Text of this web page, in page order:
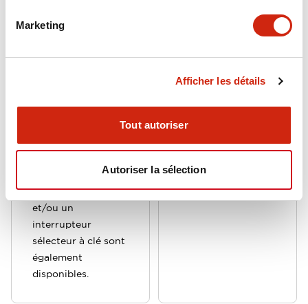
Marketing
Afficher les détails
Tout autoriser
Autoriser la sélection
fonctionnement
garantir une
de commande
tels que des
momentanés, un
arrêt d'urgence
et/ou un
interrupteur
sélecteur à clé sont
également
disponibles.
d'actionnement
position On.